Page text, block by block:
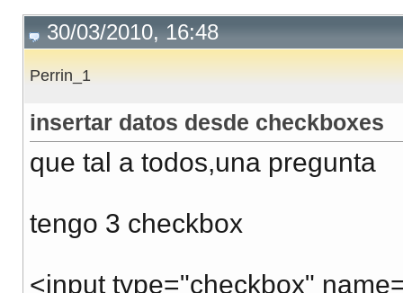
30/03/2010, 16:48
Perrin_1
insertar datos desde checkboxes
que tal a todos,una pregunta
tengo 3 checkbox
<input type="checkbox"